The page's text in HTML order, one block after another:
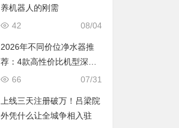
养机器人的刚需
08/04
42
2026年不同价位净水器推
荐：4款高性价比机型深度
对比，照着买不踩坑
07/31
66
上线三天注册破万！吕梁院
外凭什么让全城争相入驻